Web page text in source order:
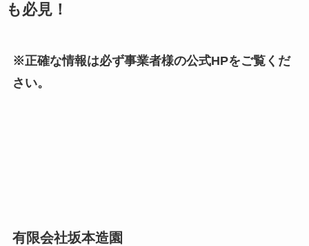
も必見！
※正確な情報は必ず事業者様の公式HPをご覧くだ
さい。
有限会社坂本造園